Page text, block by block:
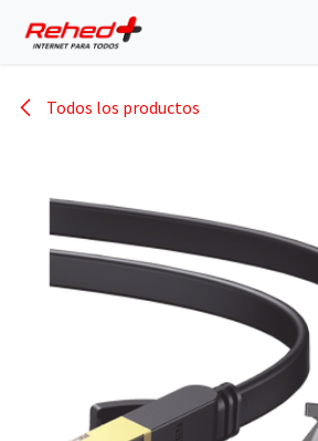
Todos los productos